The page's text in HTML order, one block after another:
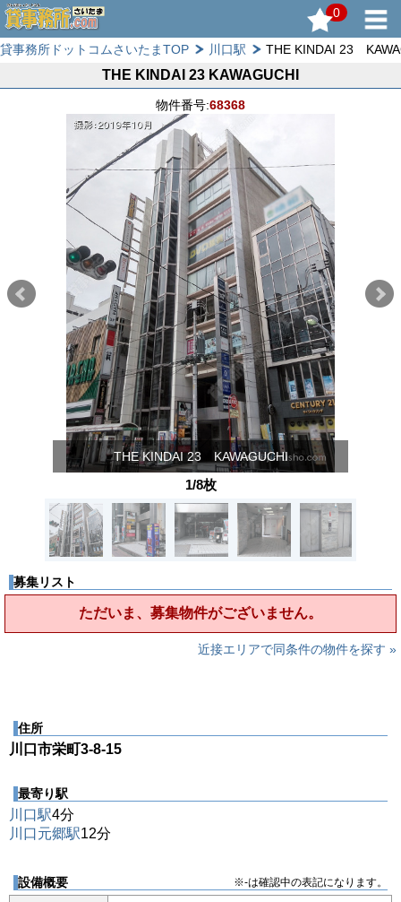
0
貸事務所ドットコムさいたまTOP 川口駅 THE KINDAI 23
THE KINDAI 23 KAWAGUCHI
物件番号:68368
THE KINDAI 23 KAWAGUCHI
1/8枚
募集リスト
ただいま、募集物件がございません。
近接エリアで同条件の物件を探す »
住所
川口市栄町3-8-15
最寄り駅
川口駅4分
川口元郷駅12分
設備概要 ※-は確認中の表記になります。